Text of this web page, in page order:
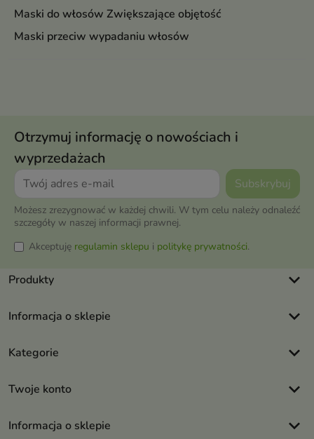
Maski do włosów Zwiększające objętość
Maski przeciw wypadaniu włosów
Otrzymuj informację o nowościach i
wyprzedażach
Możesz zrezygnować w każdej chwili. W tym celu należy odnaleźć
szczegóły w naszej informacji prawnej.
Akceptuję regulamin sklepu i politykę prywatności.
Produkty keyboard_arrow_down
Informacja o sklepie keyboard_arrow_down
Kategorie keyboard_arrow_down
Twoje konto keyboard_arrow_down
Informacja o sklepie keyboard_arrow_down